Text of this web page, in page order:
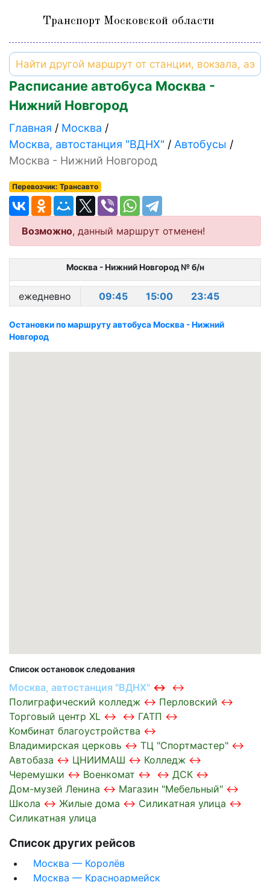
Транспорт Московской области
Расписание автобуса Москва -
Нижний Новгород
Главная
Москва
Москва, автостанция "ВДНХ"
Автобусы
Москва - Нижний Новгород
Перевозчик: Трансавто
Возможно, данный маршрут отменен!
Москва - Нижний Новгород № б/н
ежедневно 09:45 15:00 23:45
Остановки по маршруту автобуса Москва - Нижний
Новгород
Список остановок следования
Москва, автостанция "ВДНХ"
Полиграфический колледж
Перловский
Торговый центр XL
ГАТП
Комбинат благоустройства
Владимирская церковь
ТЦ "Спортмастер"
Автобаза
ЦНИИМАШ
Колледж
Черемушки
Военкомат
ДСК
Дом-музей Ленина
Магазин "Мебельный"
Школа
Жилые дома
Силикатная улица
Силикатная улица
Список других рейсов
Москва — Королёв
Москва — Красноармейск